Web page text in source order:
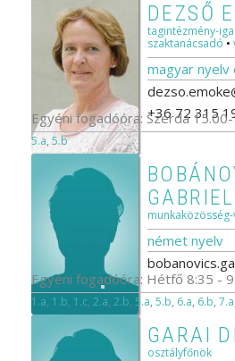
DEZSŐ
tagintézmény-
szaktanácsadó •
magyar nyelv
+36 72 315
Egyéni fogadóóra: Szerda
5.a, 5.b
német nyelv
Egyéni fogadóóra: Hétfő 8:35 -
1.a, 1.b, 1.c, 2.a, 2.b, 5.a, 5.b, 6.a, 6.b, 7.a
GARAI
osztályfőnök